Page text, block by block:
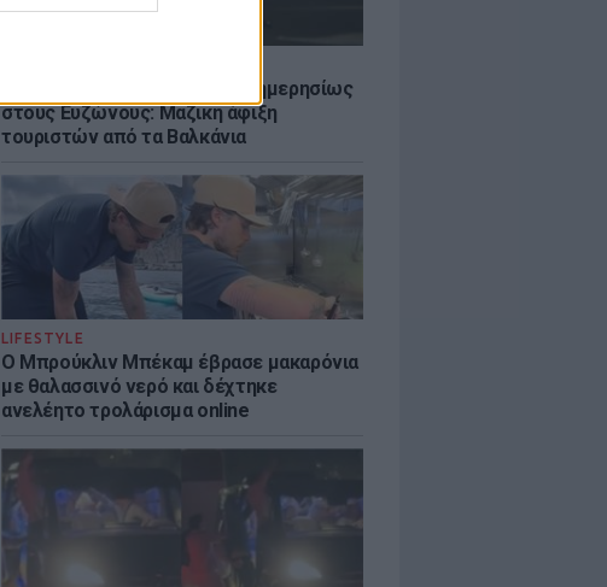
Πάνω από 45.000 διελεύσεις ημερησίως
στους Ευζώνους: Μαζική άφιξη
τουριστών από τα Βαλκάνια
LIFESTYLE
Ο Μπρούκλιν Μπέκαμ έβρασε μακαρόνια
με θαλασσινό νερό και δέχτηκε
ανελέητο τρολάρισμα online